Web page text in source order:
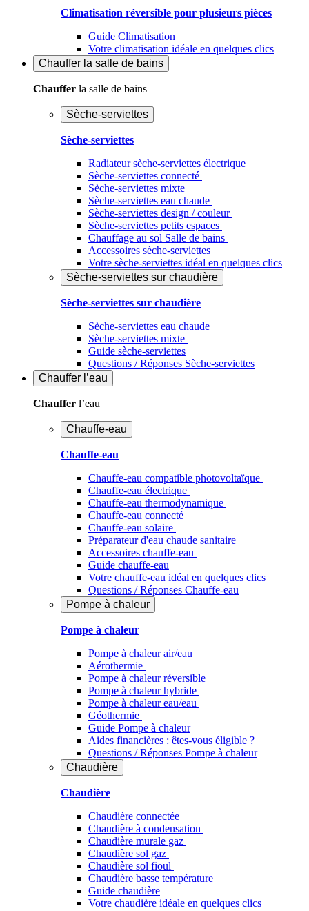
Climatisation réversible pour plusieurs pièces
Guide Climatisation
Votre climatisation idéale en quelques clics
Chauffer la salle de bains
Chauffer la salle de bains
Sèche-serviettes
Sèche-serviettes
Radiateur sèche-serviettes électrique
Sèche-serviettes connecté
Sèche-serviettes mixte
Sèche-serviettes eau chaude
Sèche-serviettes design / couleur
Sèche-serviettes petits espaces
Chauffage au sol Salle de bains
Accessoires sèche-serviettes
Votre sèche-serviettes idéal en quelques clics
Sèche-serviettes sur chaudière
Sèche-serviettes sur chaudière
Sèche-serviettes eau chaude
Sèche-serviettes mixte
Guide sèche-serviettes
Questions / Réponses Sèche-serviettes
Chauffer l’eau
Chauffer l’eau
Chauffe-eau
Chauffe-eau
Chauffe-eau compatible photovoltaïque
Chauffe-eau électrique
Chauffe-eau thermodynamique
Chauffe-eau connecté
Chauffe-eau solaire
Préparateur d'eau chaude sanitaire
Accessoires chauffe-eau
Guide chauffe-eau
Votre chauffe-eau idéal en quelques clics
Questions / Réponses Chauffe-eau
Pompe à chaleur
Pompe à chaleur
Pompe à chaleur air/eau
Aérothermie
Pompe à chaleur réversible
Pompe à chaleur hybride
Pompe à chaleur​ eau/eau
Géothermie
Guide Pompe à chaleur
Aides financières : êtes-vous éligible ?
Questions / Réponses Pompe à chaleur
Chaudière
Chaudière
Chaudière connectée
Chaudière à condensation
Chaudière murale gaz
Chaudière sol gaz
Chaudière sol fioul
Chaudière basse température
Guide chaudière
Votre chaudière idéale en quelques clics